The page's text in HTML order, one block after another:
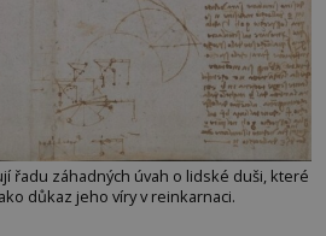
řadu záhadných úvah o lidské duši, které
důkaz jeho víry v reinkarnaci.